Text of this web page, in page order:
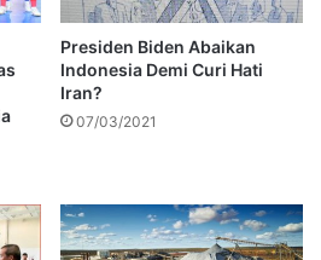
Presiden Biden Abaikan
Indonesia Demi Curi Hati
Iran?
07/03/2021